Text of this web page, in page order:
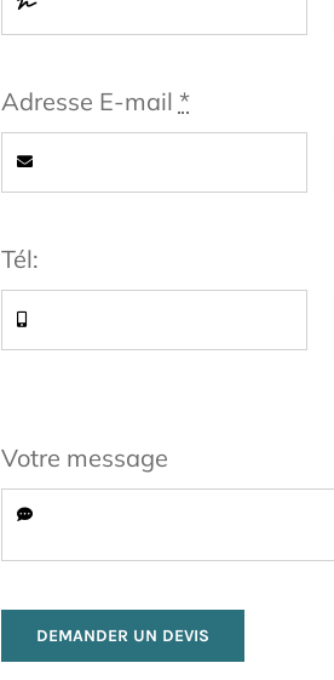
Adresse E-mail *
Tél:
Votre message
DEMANDER UN DEVIS